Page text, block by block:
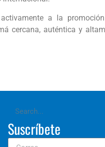
a la
cercana, auténtica y
Suscríbete